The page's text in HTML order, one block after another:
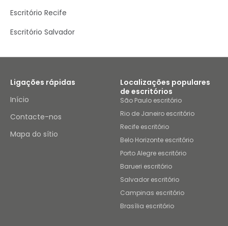
Escritório Recife
Escritório Salvador
Ligações rápidas
Início
Contacte-nos
Mapa do sítio
Localizações populares
de escritórios
São Paulo escritório
Rio de Janeiro escritório
Recife escritório
Belo Horizonte escritório
Porto Alegre escritório
Barueri escritório
Salvador escritório
Campinas escritório
Brasília escritório